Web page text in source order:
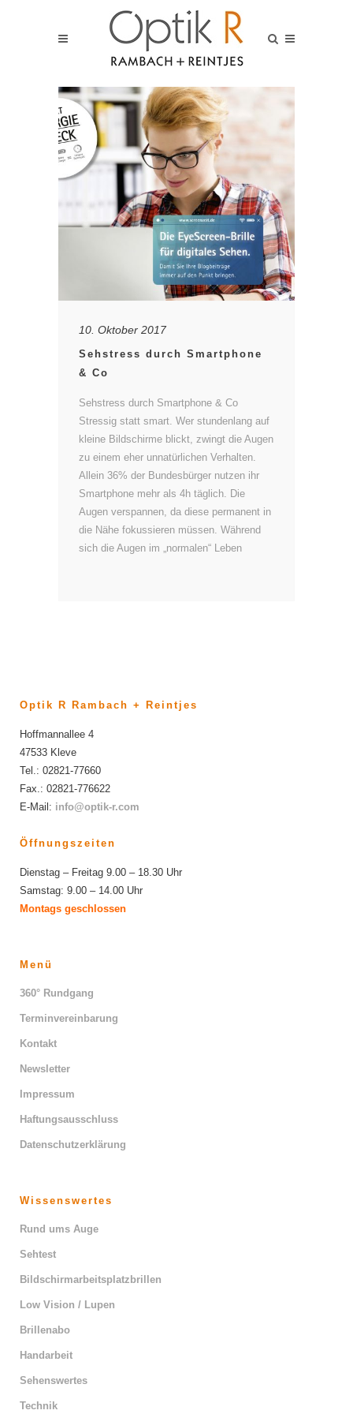
10. Oktober 2017
Sehstress durch Smartphone
& Co
Sehstress durch Smartphone & Co
Stressig statt smart. Wer stundenlang auf
kleine Bildschirme blickt, zwingt die Augen
zu einem eher unnatürlichen Verhalten.
Allein 36% der Bundesbürger nutzen ihr
Smartphone mehr als 4h täglich. Die
Augen verspannen, da diese permanent in
die Nähe fokussieren müssen. Während
sich die Augen im „normalen“ Leben
Optik R Rambach + Reintjes
Hoffmannallee 4
47533 Kleve
Tel.: 02821-77660
Fax.: 02821-776622
E-Mail: info@optik-r.com
Öffnungszeiten
Dienstag – Freitag 9.00 – 18.30 Uhr
Samstag: 9.00 – 14.00 Uhr
Montags geschlossen
Menü
360° Rundgang
Terminvereinbarung
Kontakt
Newsletter
Impressum
Haftungsausschluss
Datenschutzerklärung
Wissenswertes
Rund ums Auge
Sehtest
Bildschirmarbeitsplatzbrillen
Low Vision / Lupen
Brillenabo
Handarbeit
Sehenswertes
Technik